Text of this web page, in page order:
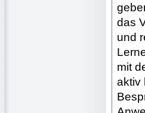
das
und
mit
aktiv